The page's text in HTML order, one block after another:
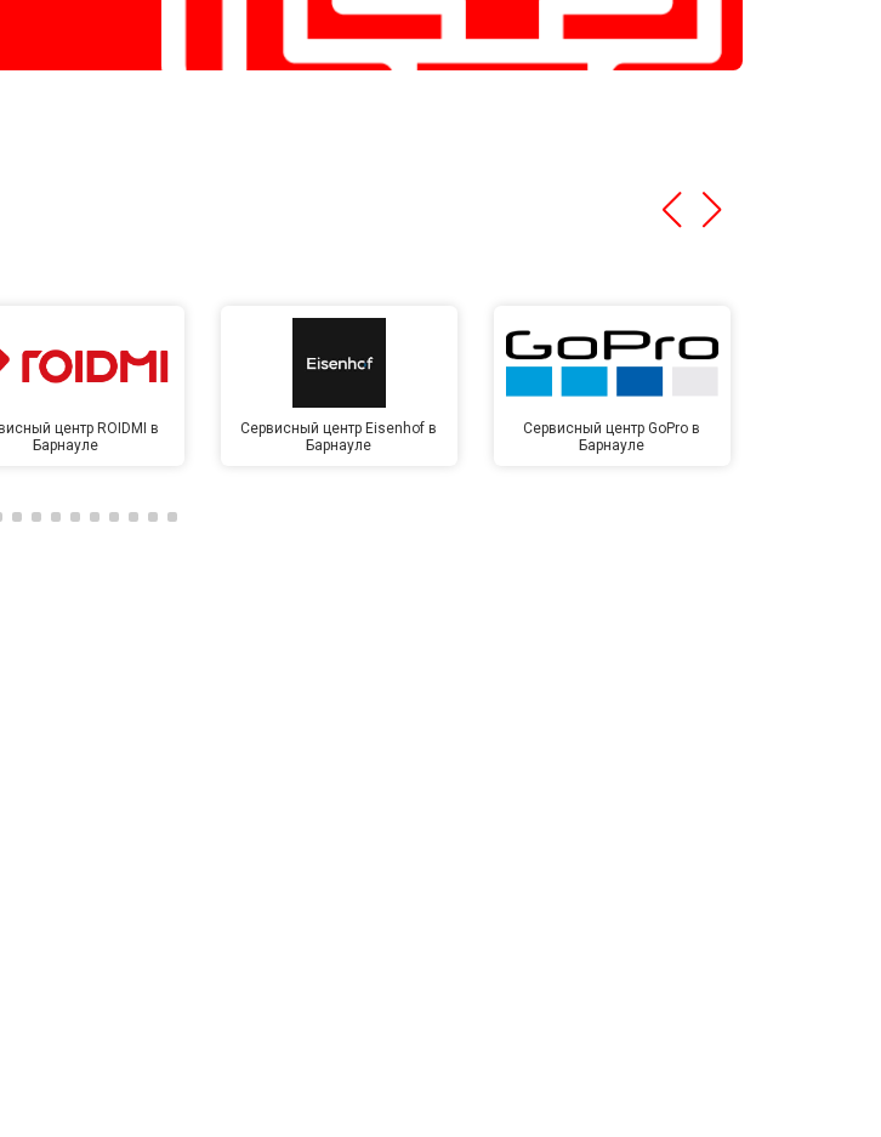
центр ROIDMI в
Барнауле
Сервисный центр Eisenhof в
Барнауле
Сервисный центр GoPro в
Барнауле